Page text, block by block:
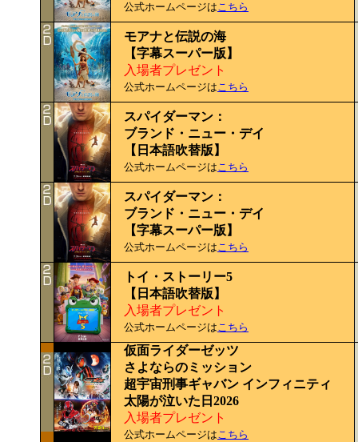
公式ホームページはこちら
モアナと伝説の海
【字幕スーパー版】
入場者プレゼント
公式ホームページはこちら
スパイダーマン：
ブランド・ニュー・デイ
【日本語吹替版】
公式ホームページはこちら
スパイダーマン：
ブランド・ニュー・デイ
【字幕スーパー版】
公式ホームページはこちら
トイ・ストーリー5
【日本語吹替版】
入場者プレゼント
公式ホームページはこちら
仮面ライダーゼッツ
さよならのミッション
超宇宙刑事ギャバン インフィニティ
太陽が泣いた日2026
入場者プレゼント
公式ホームページはこちら